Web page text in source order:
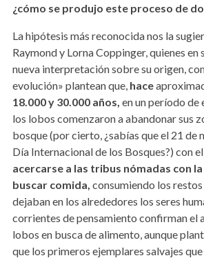
¿cómo se produjo este proceso de
La hipótesis más reconocida nos la
Raymond y Lorna Coppinger, quienes en
nueva interpretación sobre su origen,
evolución» plantean que, hace
18.000 y 30.000 años, en un período de
los lobos comenzaron a abandonar sus
bosque (por cierto, ¿sabías que el 21 de
Día Internacional de los Bosques?) con
acercarse a las tribus nómadas con
buscar comida, consumiendo los
dejaban en los alrededores los seres
corrientes de pensamiento confirman el
lobos en busca de alimento, aunque
que los primeros ejemplares salvajes